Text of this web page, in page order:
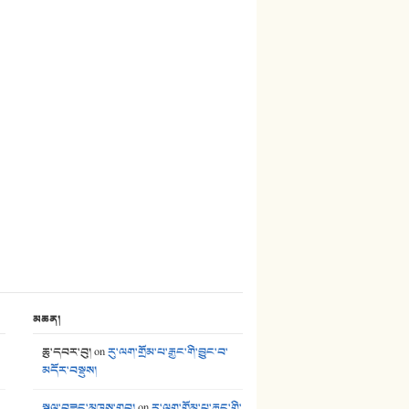
36. ཟླ་གཞོན་སྙན་དབྱངས། - ཟླ་སྒྲོན།
37. མཚོ་སྔོན་པོ། - ཟླ་སྒྲོན།
མཆན།
ཆུ་དབར་བུ།onརུ་ལག་གྲོམ་པ་རྒྱང་གི་བྱུང་བ་
མདོར་བསྡུས།